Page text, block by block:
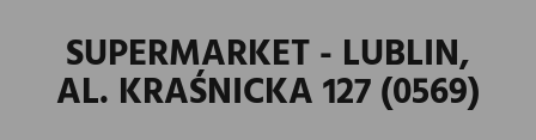
SUPERMARKET - LUBLIN,
AL. KRAŚNICKA 127 (0569)